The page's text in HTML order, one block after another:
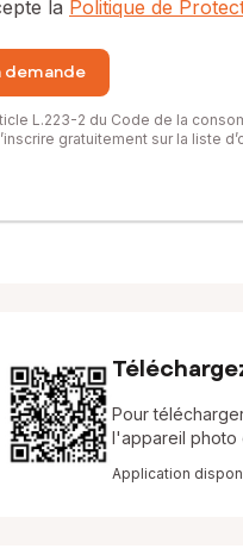
coworking, salle de
la Politique de
demande
L.223-2 du Code de la
gratuitement sur la liste
Pour
l'appareil photo
Application